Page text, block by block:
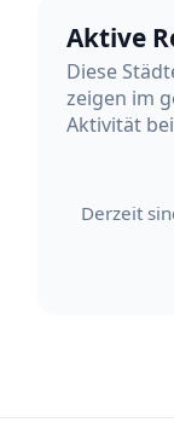
Aktive
Diese
zeigen im
Aktivität
Derzeit